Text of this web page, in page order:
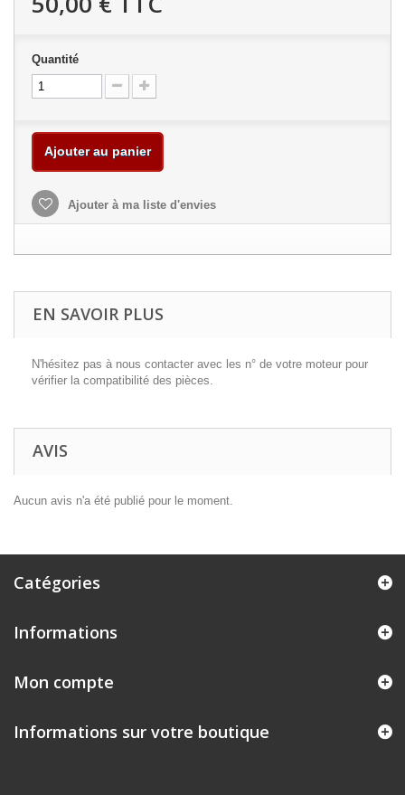
Quantité
Ajouter au panier
Ajouter à ma liste d'envies
EN SAVOIR PLUS
N'hésitez pas à nous contacter avec les n° de votre moteur pour
vérifier la compatibilité des pièces.
AVIS
Aucun avis n'a été publié pour le moment.
Catégories
Informations
Mon compte
Informations sur votre boutique